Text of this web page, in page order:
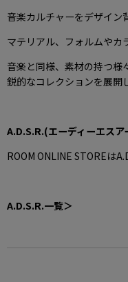
音楽カルチャーをデザイン
マテリアル、フォルムやカ
音楽と同様、素材の持つ様
鋭的なコレクションを展開
A.D.S.R.(エーディーエス
ROOM ONLINE STOREは
A.D.S.R.一覧＞